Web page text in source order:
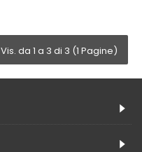
Vis. da 1 a 3 di 3 (1 Pagine)